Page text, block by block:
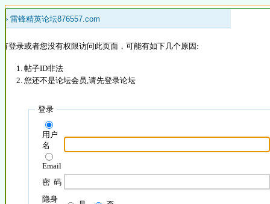
» 雷锋精英论坛876557.com
登录或者您没有权限访问此页面，可能有如下几个原因:
帖子ID非法
您还不是论坛会员,请先登录论坛
登录
用户
名
Email
密 码
隐身